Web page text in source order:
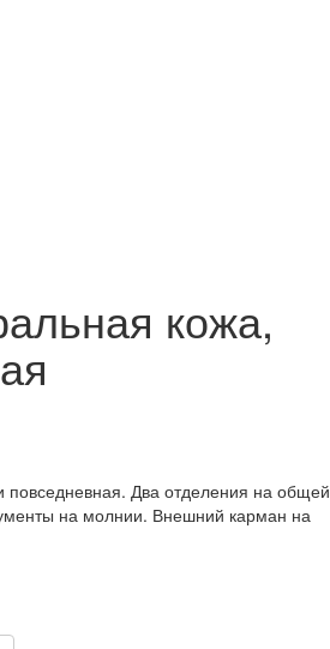
кожа,
повседневная. Два отделения на общей
на молнии. Внешний карман на